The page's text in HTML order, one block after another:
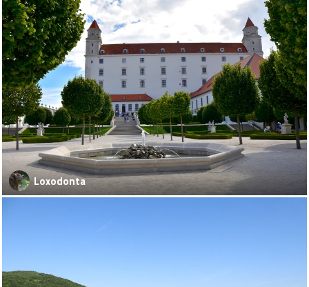
Loxodonta